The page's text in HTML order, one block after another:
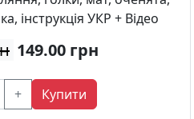
інструкція УКР + Відео
149.00 грн
+
Купити